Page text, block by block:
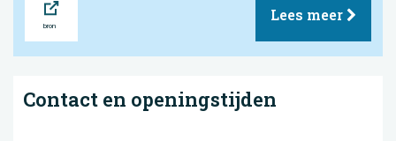
Lees meer
Contact en openingstijden